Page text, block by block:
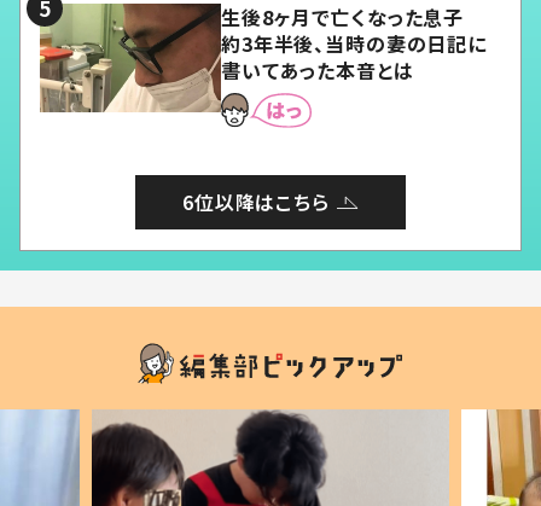
生後8ヶ月で亡くなった息子
約3年半後、当時の妻の日記に
書いてあった本音とは
6位以降はこちら